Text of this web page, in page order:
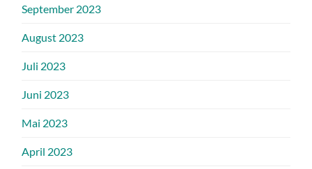
September 2023
August 2023
Juli 2023
Juni 2023
Mai 2023
April 2023